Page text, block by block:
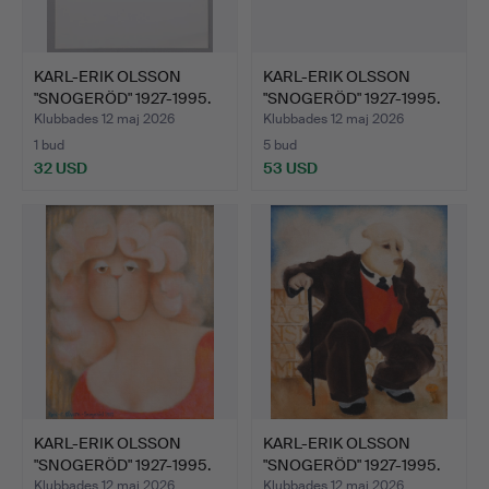
KARL-ERIK OLSSON
"SNOGERÖD" 1927-1995.
ETS…
Klubbades 12 maj 2026
1 bud
32 USD
KARL-ERIK OLSSON
"SNOGERÖD" 1927-1995.
FEM…
Klubbades 12 maj 2026
5 bud
53 USD
KARL-ERIK OLSSON
"SNOGERÖD" 1927-1995.
Klubbades 12 maj 2026
KARL-ERIK OLSSON
"SNOGERÖD" 1927-1995.
Klubbades 12 maj 2026